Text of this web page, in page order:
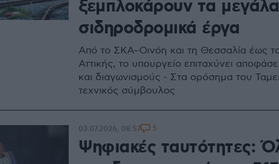
ξεμπλοκάρουν τα μεγάλα
σιδηροδρομικά έργα
Από το ΣΚΑ–Οινόη και τη Θεσσαλία έως
Αττικής, το υπουργείο επιταχύνει
και διαγωνισμούς - Στα ορόσημα του
τεχνικός σύμβουλος
Ψηφιακές ταυτότητες:
03.07.2026, 08:57 5